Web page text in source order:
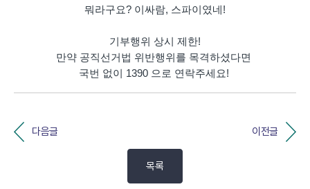
뭐라구요? 이싸람, 스파이였네!
기부행위 상시 제한!
만약 공직선거법 위반행위를 목격하셨다면
국번 없이 1390 으로 연락주세요!
다음글 이전글
목록